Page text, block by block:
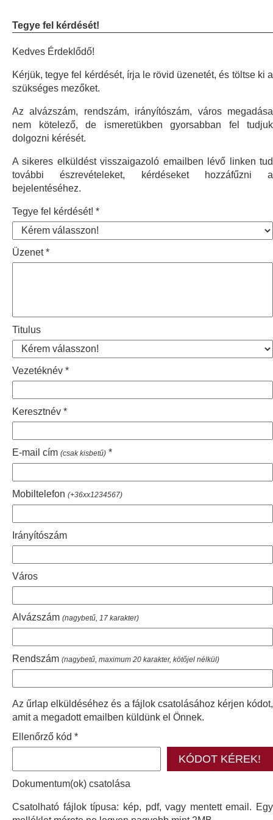
Tegye fel kérdését!
Kedves Érdeklődő!
Kérjük, tegye fel kérdését, írja le rövid üzenetét, és töltse ki a
szükséges mezőket.
Az alvázszám, rendszám, irányítószám, város megadása
nem kötelező, de ismeretükben gyorsabban fel tudjuk
dolgozni kérését.
A sikeres elküldést visszaigazoló emailben lévő linken tud
további észrevételeket, kérdéseket hozzáfűzni a
bejelentéséhez.
Tegye fel kérdését!
Üzenet
Titulus
Vezetéknév
Keresztnév
E-mail cím (csak kisbetű)
Mobiltelefon (+36xx1234567)
Irányítószám
Város
Alvázszám (nagybetű, 17 karakter)
Rendszám (nagybetű, maximum 20 karakter, kötőjel nélkül)
Az űrlap elküldéséhez és a fájlok csatolásához kérjen kódot,
amit a megadott emailben küldünk el Önnek.
Ellenőrző kód
Dokumentum(ok) csatolása
Csatolható fájlok típusa: kép, pdf, vagy mentett email. Egy